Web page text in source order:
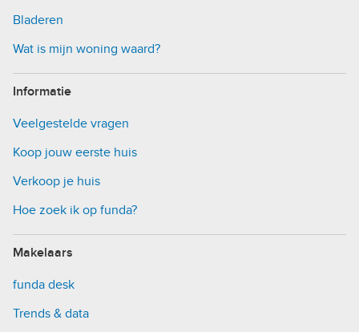
Bladeren
Wat is mijn woning waard?
Informatie
Veelgestelde vragen
Koop jouw eerste huis
Verkoop je huis
Hoe zoek ik op funda?
Makelaars
funda desk
Trends & data